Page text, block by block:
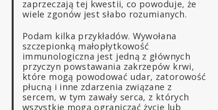
zaprzeczają tej kwestii, co powoduje, że
wiele zgonów jest słabo rozumianych.
Podam kilka przykładów. Wywołana
szczepionką małopłytkowość
immunologiczna jest jedną z głównych
przyczyn powstawania zakrzepów krwi,
które mogą powodować udar, zatorowość
płucną i inne zdarzenia związane z
sercem, w tym zawały serca, z których
wszystkie mogą ograniczać życie lub